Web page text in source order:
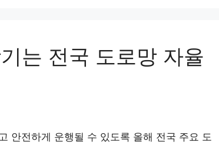
는 전국 도로망 자율
안전하게 운행될 수 있도록 올해 전국 주요 도